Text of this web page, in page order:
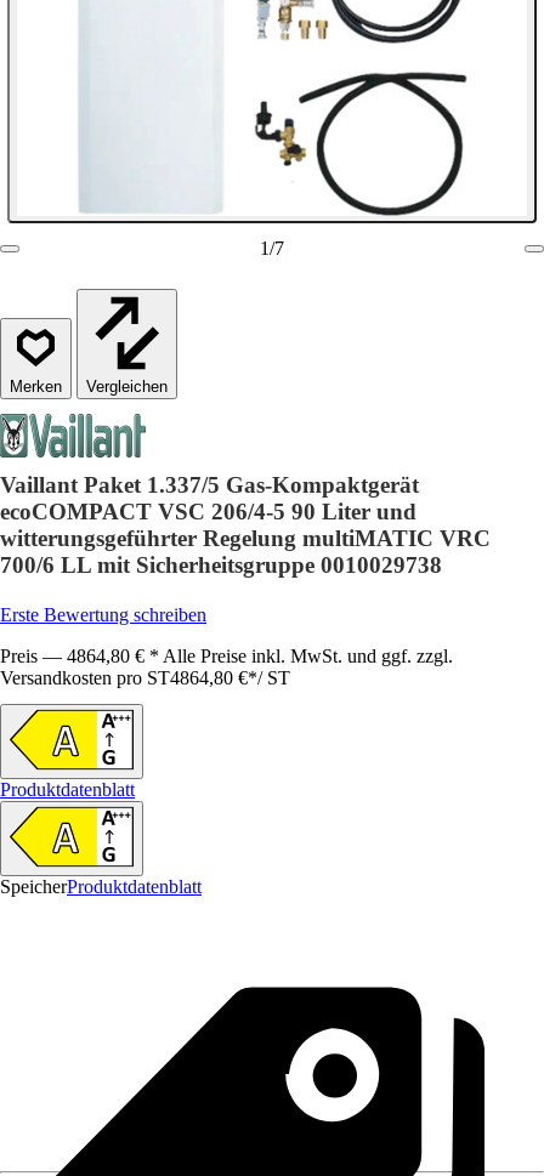
1/7
Vergleichen
Vaillant Paket 1.337/5 Gas-Kompaktgerät
ecoCOMPACT VSC 206/4-5 90 Liter und
witterungsgeführter Regelung multiMATIC VRC
700/6 LL mit Sicherheitsgruppe 0010029738
Erste Bewertung schreiben
Preis — 4864,80 € * Alle Preise inkl. MwSt. und ggf. zzgl.
Versandkosten pro ST4864,80 €*/ ST
Produktdatenblatt
SpeicherProduktdatenblatt